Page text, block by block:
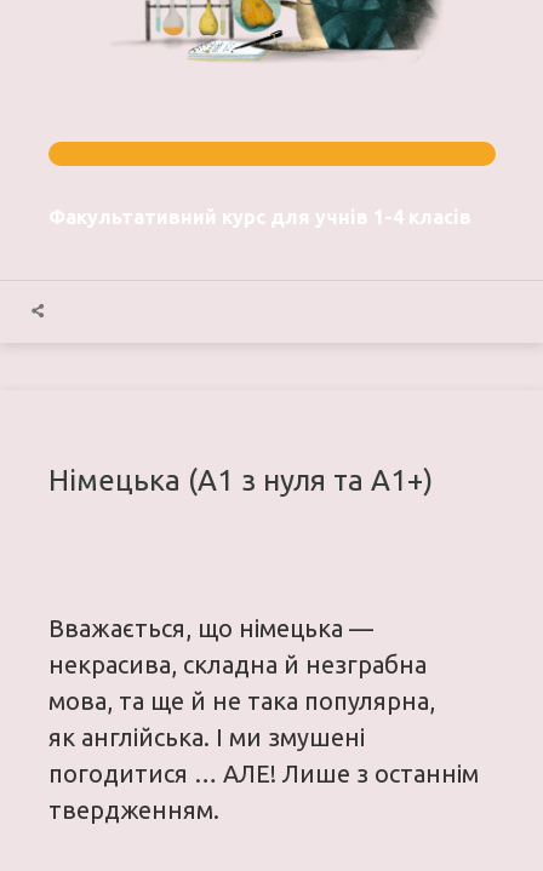
Факультативний курс для учнів 1-4 класів
Німецька (A1 з нуля та A1+)
Вважається, що німецька —
некрасива, складна й незграбна
мова, та ще й не така популярна,
як англійська. І ми змушені
погодитися … АЛЕ! Лише з останнім
твердженням.